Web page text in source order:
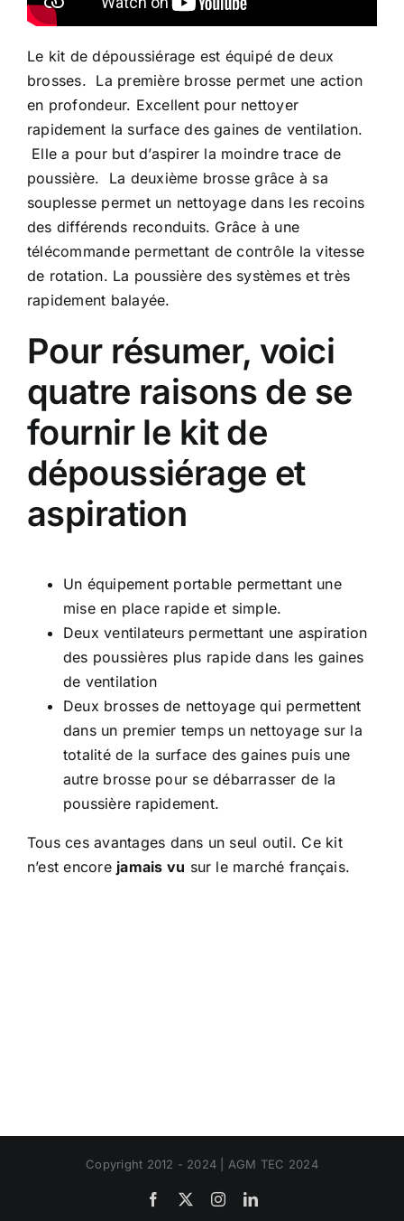
Le kit de dépoussiérage est équipé de deux
brosses. La première brosse permet une action
en profondeur. Excellent pour nettoyer
rapidement la surface des gaines de ventilation.
Elle a pour but d’aspirer la moindre trace de
poussière. La deuxième brosse grâce à sa
souplesse permet un nettoyage dans les recoins
des différends reconduits. Grâce à une
télécommande permettant de contrôle la vitesse
de rotation. La poussière des systèmes et très
rapidement balayée.
Pour résumer, voici
quatre raisons de se
fournir le kit de
dépoussiérage et
aspiration
Un équipement portable permettant une
mise en place rapide et simple.
Deux ventilateurs permettant une aspiration
des poussières plus rapide dans les gaines
de ventilation
Deux brosses de nettoyage qui permettent
dans un premier temps un nettoyage sur la
totalité de la surface des gaines puis une
autre brosse pour se débarrasser de la
poussière rapidement.
Tous ces avantages dans un seul outil. Ce kit
n’est encore jamais vu sur le marché français.
Copyright 2012 - 2024 | AGM TEC 2024
Facebook InstagramLinkedIn